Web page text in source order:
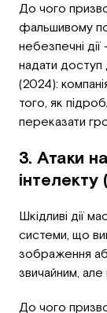
До чого
фальшивому
небезпечні
надати доступ
(2024):
того, як
переказати
3. Атаки
Шкідливі дії
системи, що
зображення
звичайним,
До чого